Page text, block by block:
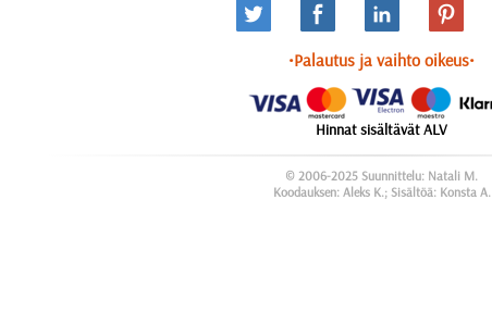
•Palautus ja vaihto oikeus•
Hinnat sisältävät ALV
© 2006-2025 Suunnittelu: Natali M.
Koodauksen: Aleks K.; Sisältöä: Konsta A.